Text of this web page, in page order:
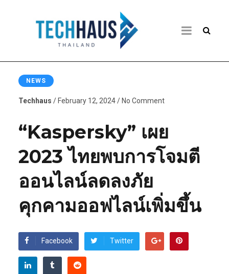
NEWS
Techhaus / February 12, 2024 / No Comment
“Kaspersky” เผย
2023 ไทยพบการโจมตี
ออนไลน์ลดลงภัย
คุกคามออฟไลน์เพิ่มขึ้น
Facebook Twitter